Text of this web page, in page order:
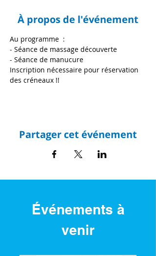
À propos de l'événement
Au programme  :
- Séance de massage découverte
- Séance de manucure
Inscription nécessaire pour réservation
des créneaux !!
Partager cet événement
Événements à
venir